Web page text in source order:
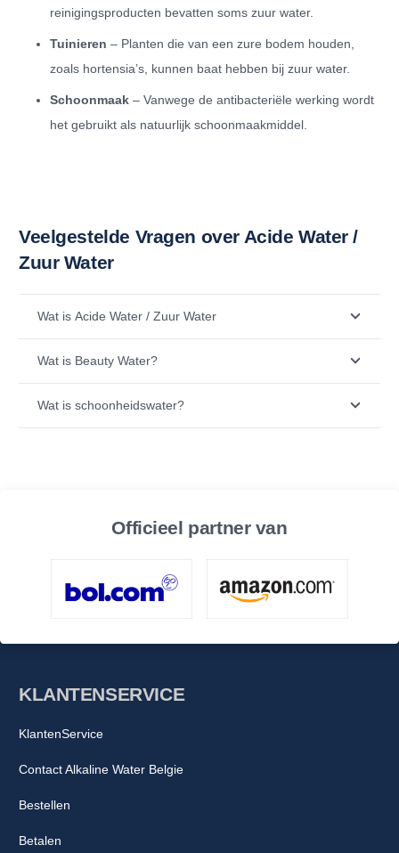
reinigingsproducten bevatten soms zuur water.
Tuinieren – Planten die van een zure bodem houden,
zoals hortensia’s, kunnen baat hebben bij zuur water.
Schoonmaak – Vanwege de antibacteriële werking wordt
het gebruikt als natuurlijk schoonmaakmiddel.
Veelgestelde Vragen over Acide Water /
Zuur Water
Wat is Acide Water / Zuur Water
Wat is Beauty Water?
Wat is schoonheidswater?
Officieel partner van
KLANTENSERVICE
KlantenService
Contact Alkaline Water Belgie
Bestellen
Betalen